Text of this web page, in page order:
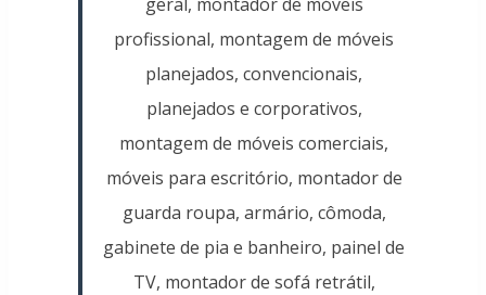
profissional, montagem de móveis
planejados, convencionais,
planejados e corporativos,
montagem de móveis comerciais,
móveis para escritório, montador de
guarda roupa, armário, cômoda,
gabinete de pia e banheiro, painel de
TV, montador de sofá retrátil,